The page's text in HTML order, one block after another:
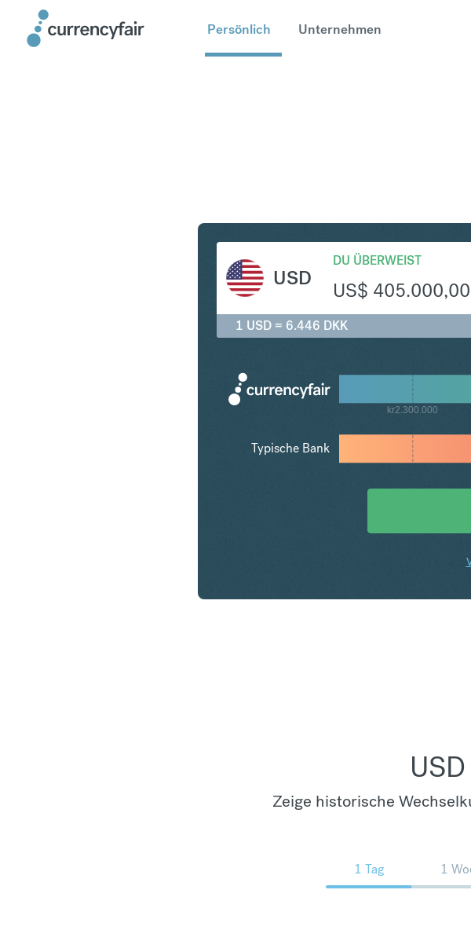
Persönlich Unternehmen
USD
DU ÜBERWEIST
US$ 405.000,00
1 USD = 6.446 DKK
kr2.300.000
Typische Bank
Zeige historische
1 Tag 1